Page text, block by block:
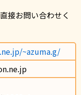
接お問い合わせく
~azuma.g/